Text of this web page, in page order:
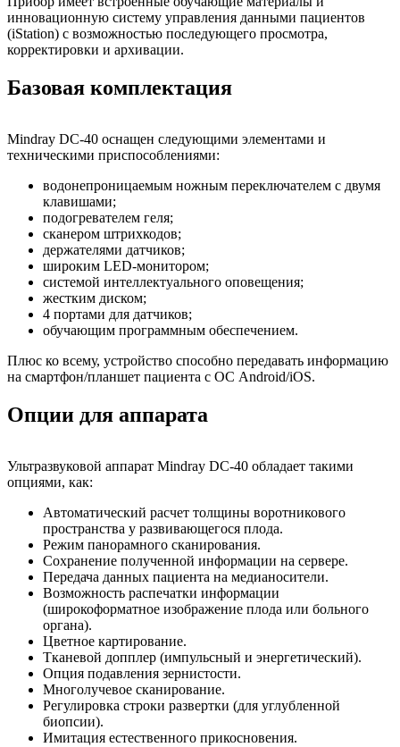
инновационную систему управления данными пациентов
(iStation) с возможностью последующего просмотра,
корректировки и архивации.
Базовая комплектация
Mindray DC-40 оснащен следующими элементами и
техническими приспособлениями:
водонепроницаемым ножным переключателем с двумя
клавишами;
подогревателем геля;
сканером штрихкодов;
держателями датчиков;
широким LED-монитором;
системой интеллектуального оповещения;
жестким диском;
4 портами для датчиков;
обучающим программным обеспечением.
Плюс ко всему, устройство способно передавать информацию
на смартфон/планшет пациента с ОС Android/iOS.
Опции для аппарата
Ультразвуковой аппарат Mindray DC-40 обладает такими
опциями, как:
Автоматический расчет толщины воротникового
пространства у развивающегося плода.
Режим панорамного сканирования.
Сохранение полученной информации на сервере.
Передача данных пациента на медианосители.
Возможность распечатки информации
(широкоформатное изображение плода или больного
органа).
Цветное картирование.
Тканевой допплер (импульсный и энергетический).
Опция подавления зернистости.
Многолучевое сканирование.
Регулировка строки развертки (для углубленной
биопсии).
Имитация естественного прикосновения.